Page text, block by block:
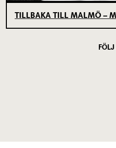
TILLBAKA TILL MALMÖ –